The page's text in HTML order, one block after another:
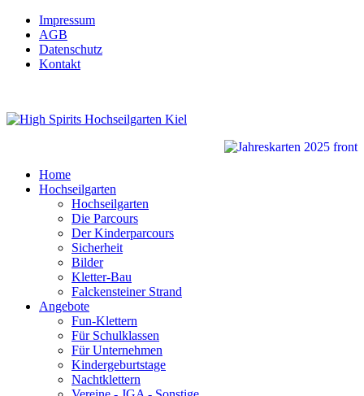
Impressum
AGB
Datenschutz
Kontakt
Home
Hochseilgarten
Hochseilgarten
Die Parcours
Der Kinderparcours
Sicherheit
Bilder
Kletter-Bau
Falckensteiner Strand
Angebote
Fun-Klettern
Für Schulklassen
Für Unternehmen
Kindergeburtstage
Nachtklettern